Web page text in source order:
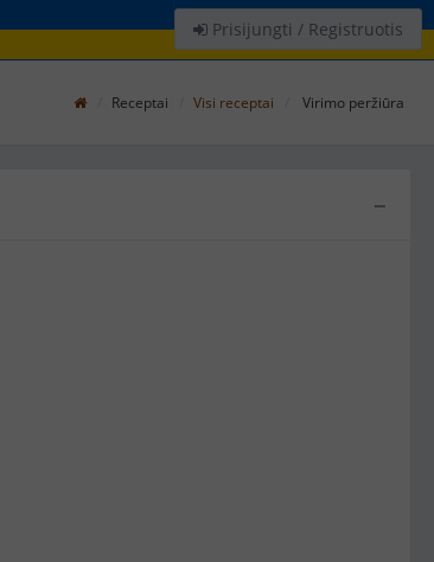
Prisijungti / Registruotis
Receptai Visi receptai Virimo peržiūra
−